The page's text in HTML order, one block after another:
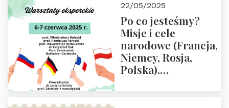
22/05/2025
Po co jesteśmy?
Misje i cele
narodowe (Francja,
Niemcy, Rosja,
Polska).